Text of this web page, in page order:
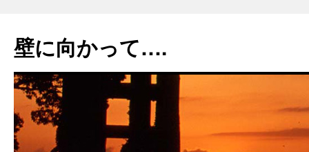
テ
ン
へ
ス
キ
ッ
プ
壁に向かって….